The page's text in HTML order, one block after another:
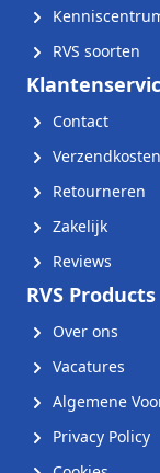
RVS soorten
Contact
Verzendkosten
Retourneren
Zakelijk
Reviews
RVS Products
Over ons
Vacatures
Algemene
Privacy Policy